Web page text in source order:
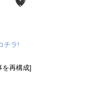
チラ!
を再構成]